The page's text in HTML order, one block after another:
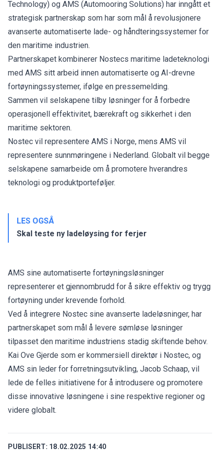
Technology) og AMS (Automooring Solutions) har inngått et
strategisk partnerskap som har som mål å revolusjonere
avanserte automatiserte lade- og håndteringssystemer for
den maritime industrien.
Partnerskapet kombinerer Nostecs maritime ladeteknologi
med AMS sitt arbeid innen automatiserte og AI-drevne
fortøyningssystemer, ifølge en pressemelding.
Sammen vil selskapene tilby løsninger for å forbedre
operasjonell effektivitet, bærekraft og sikkerhet i den
maritime sektoren.
Nostec vil representere AMS i Norge, mens AMS vil
representere sunnmøringene i Nederland. Globalt vil begge
selskapene samarbeide om å promotere hverandres
teknologi og produktporteføljer.
LES OGSÅ
Skal teste ny ladeløysing for ferjer
AMS sine automatiserte fortøyningsløsninger
representerer et gjennombrudd for å sikre effektiv og trygg
fortøyning under krevende forhold.
Ved å integrere Nostec sine avanserte ladeløsninger, har
partnerskapet som mål å levere sømløse løsninger
tilpasset den maritime industriens stadig skiftende behov.
Kai Ove Gjerde som er kommersiell direktør i Nostec, og
AMS sin leder for forretningsutvikling, Jacob Schaap, vil
lede de felles initiativene for å introdusere og promotere
disse innovative løsningene i sine respektive regioner og
videre globalt.
PUBLISERT: 18.02.2025 14:40